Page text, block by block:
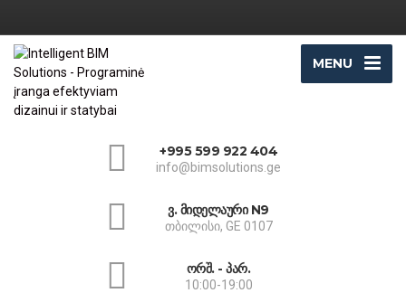
MENU
+995 599 922 404
info@bimsolutions.ge
ვ. მიდელაური N9
თბილისი, GE 0107
ორშ. - პარ.
10:00-19:00